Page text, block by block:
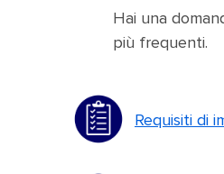
Hai una
più frequenti.
Requisiti di